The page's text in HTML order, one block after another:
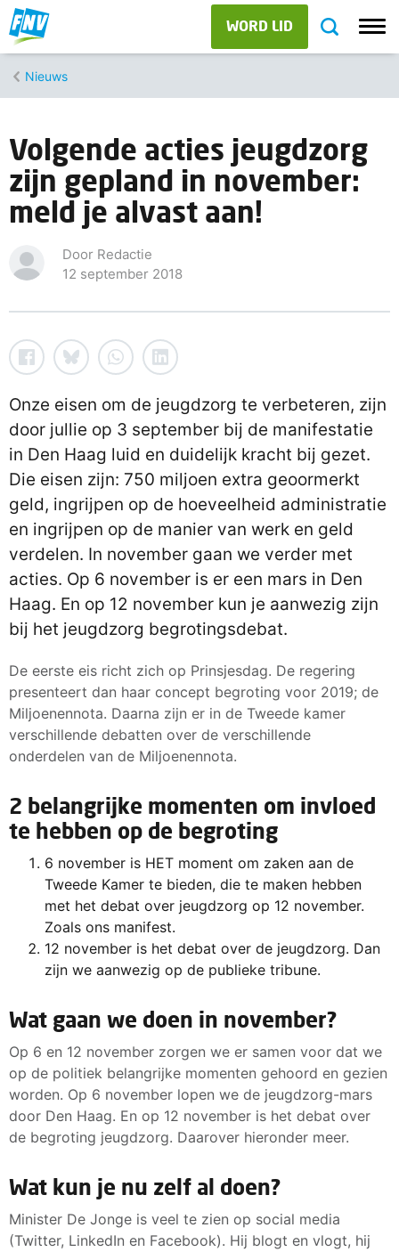
WORD LID
Nieuws
Volgende acties jeugdzorg
zijn gepland in november:
meld je alvast aan!
Door Redactie
12 september 2018
Onze eisen om de jeugdzorg te verbeteren, zijn
door jullie op 3 september bij de manifestatie
in Den Haag luid en duidelijk kracht bij gezet.
Die eisen zijn: 750 miljoen extra geoormerkt
geld, ingrijpen op de hoeveelheid administratie
en ingrijpen op de manier van werk en geld
verdelen. In november gaan we verder met
acties. Op 6 november is er een mars in Den
Haag. En op 12 november kun je aanwezig zijn
bij het jeugdzorg begrotingsdebat.
De eerste eis richt zich op Prinsjesdag. De regering
presenteert dan haar concept begroting voor 2019; de
Miljoenennota. Daarna zijn er in de Tweede kamer
verschillende debatten over de verschillende
onderdelen van de Miljoenennota.
2 belangrijke momenten om invloed
te hebben op de begroting
6 november is HET moment om zaken aan de
Tweede Kamer te bieden, die te maken hebben
met het debat over jeugdzorg op 12 november.
Zoals ons manifest.
12 november is het debat over de jeugdzorg. Dan
zijn we aanwezig op de publieke tribune.
Wat gaan we doen in november?
Op 6 en 12 november zorgen we er samen voor dat we
op de politiek belangrijke momenten gehoord en gezien
worden. Op 6 november lopen we de jeugdzorg-mars
door Den Haag. En op 12 november is het debat over
de begroting jeugdzorg. Daarover hieronder meer.
Wat kun je nu zelf al doen?
Minister De Jonge is veel te zien op social media
(Twitter, LinkedIn en Facebook). Hij blogt en vlogt, hij